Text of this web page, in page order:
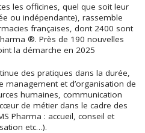
les officines, quel que soit leur
ou indépendante), rassemble
françaises, dont 2400 sont
®. Près de 190 nouvelles
la démarche en 2025
des pratiques dans la durée,
management et d’organisation de
humaines, communication
de métier dans le cadre des
Pharma : accueil, conseil et
etc…).